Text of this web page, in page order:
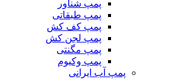
پمپ شناور
پمپ طبقاتی
پمپ کف کش
پمپ لجن کش
پمپ مگنتی
پمپ وکیوم
پمپ آب ایرانی